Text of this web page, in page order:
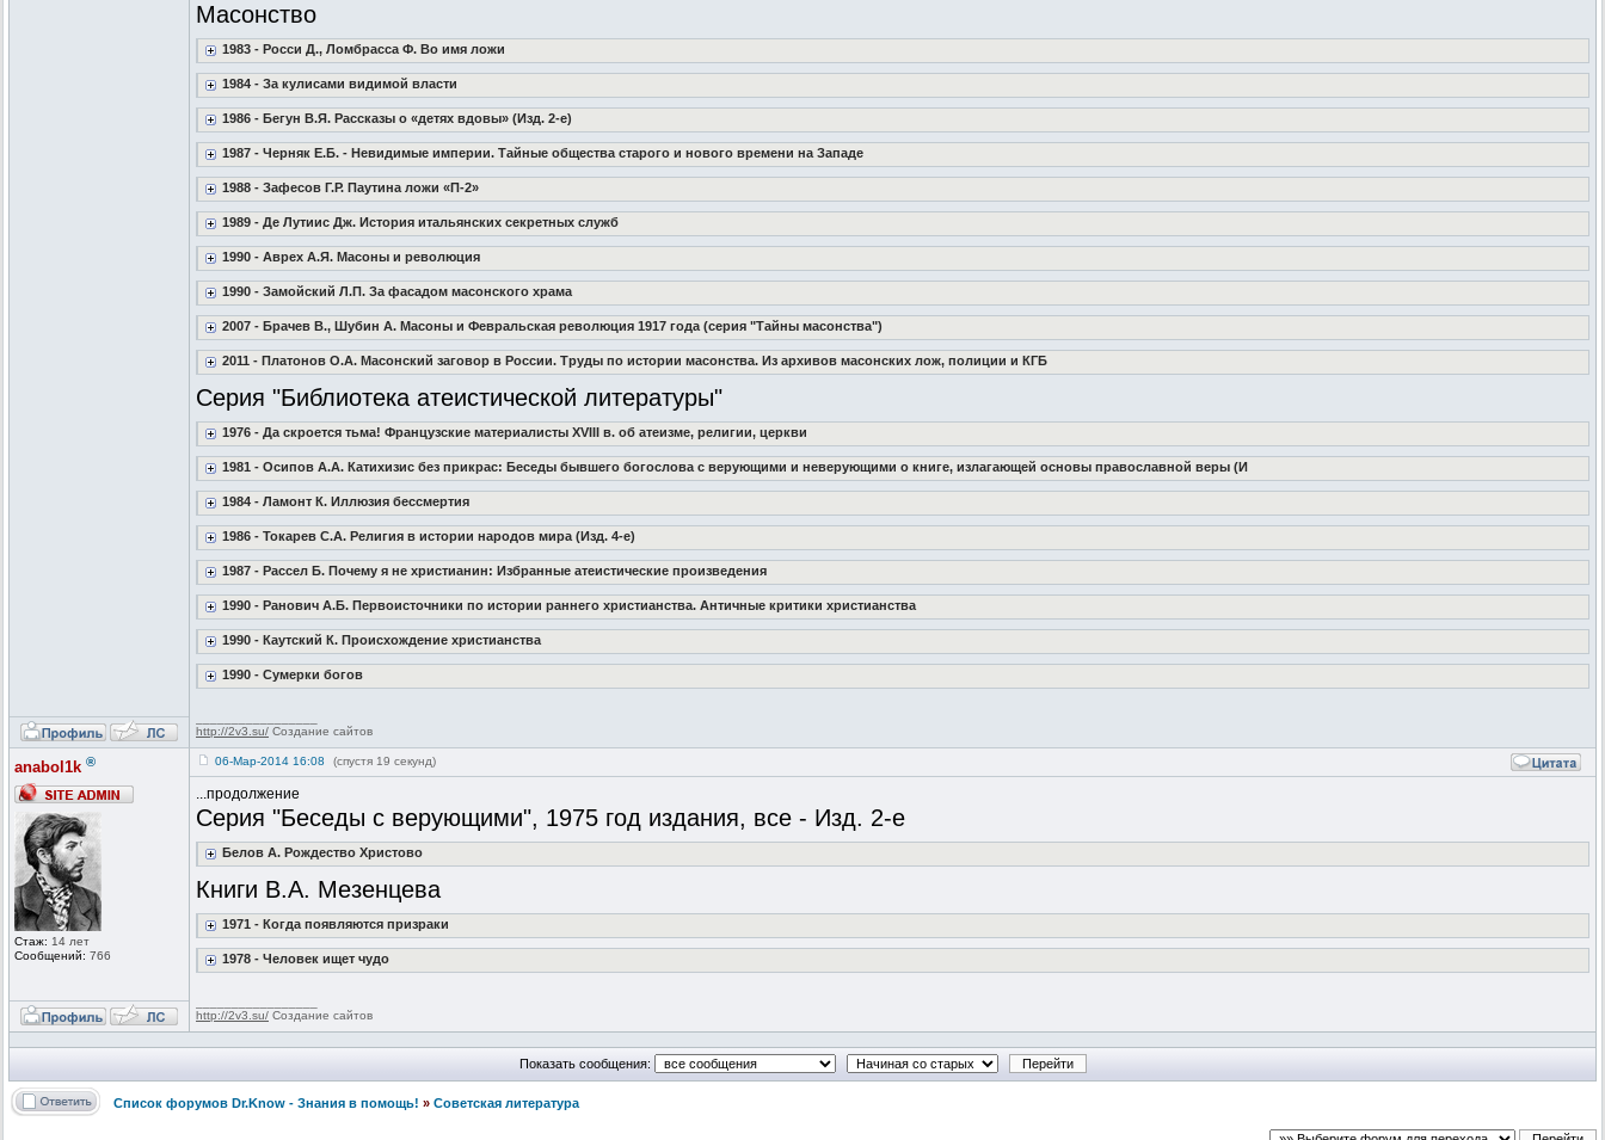
Масонство
1983 - Росси Д., Ломбрасса Ф. Во имя ложи
1984 - За кулисами видимой власти
1986 - Бегун В.Я. Рассказы о «детях вдовы» (Изд. 2-е)
1987 - Черняк Е.Б. - Невидимые империи. Тайные общества старого и нового времени на Западе
1988 - Зафесов Г.Р. Паутина ложи «П-2»
1989 - Де Лутиис Дж. История итальянских секретных служб
1990 - Аврех А.Я. Масоны и революция
1990 - Замойский Л.П. За фасадом масонского храма
2007 - Брачев В., Шубин А. Масоны и Февральская революция 1917 года (серия "Тайны масонства")
2011 - Платонов О.А. Масонский заговор в России. Труды по истории масонства. Из архивов масонских лож, полиции и КГБ
Серия "Библиотека атеистической литературы"
1976 - Да скроется тьма! Французские материалисты XVIII в. об атеизме, религии, церкви
1981 - Осипов А.А. Катихизис без прикрас: Беседы бывшего богослова с верующими и неверующими о книге, излагающей основы православной веры (И
1984 - Ламонт К. Иллюзия бессмертия
1986 - Токарев С.А. Религия в истории народов мира (Изд. 4-е)
1987 - Рассел Б. Почему я не христианин: Избранные атеистические произведения
1990 - Ранович А.Б. Первоисточники по истории раннего христианства. Античные критики христианства
1990 - Каутский К. Происхождение христианства
1990 - Сумерки богов
http://2v3.su/ Создание сайтов
anabol1k ®
Стаж: 14 лет
Сообщений: 766
06-Мар-2014 16:08 (спустя 19 секунд)
...продолжение
Серия "Беседы с верующими", 1975 год издания, все - Изд. 2-е
Белов А. Рождество Христово
Книги В.А. Мезенцева
1971 - Когда появляются призраки
1978 - Человек ищет чудо
http://2v3.su/ Создание сайтов
Показать сообщения:
Список форумов Dr.Know - Знания в помощь! » Советская литература